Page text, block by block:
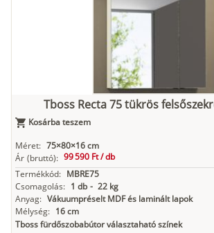
Nádzöld
Antracit Matt fekete
Tboss Recta 75 tükrös
Kosárba teszem
Méret: 75×80×16 cm
Ár (bruttó): 99 590 Ft /db
Termékkód: MBRE75
Csomagolás: 1 db - 22 kg
Anyag: Vákuumpréselt MDF és laminált lapok
Mélység: 16 cm
Tboss fürdőszobabútor választaható színek